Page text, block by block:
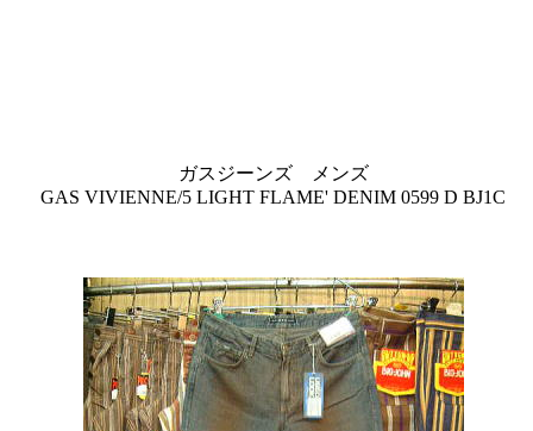
ガスジーンズ メンズ
GAS VIVIENNE/5 LIGHT FLAME' DENIM 0599 D BJ1C